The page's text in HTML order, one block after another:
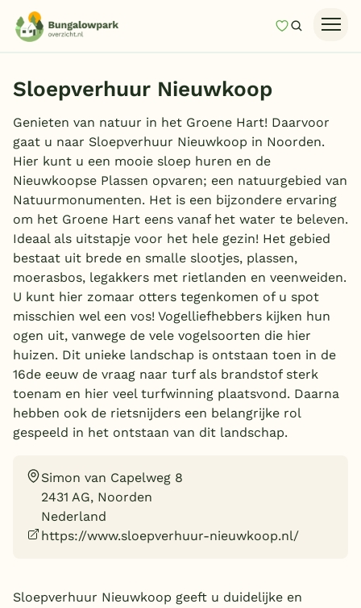
MijnZoeken
Last minutes
Top 12 aanbiedingen
Zomervakantie
Nazomeren
Vakantiehuizen
Vakantiepark keuzehulp
Onze vakantiegidsen
Vakantieparken
Subtropisch zwembad
Overdekt zwembad
Wildwaterbaan
Alle populaire faciliteiten
Nederland
Sloepverhuur Nieuwkoop
Genieten van natuur in het Groene Hart! Daarvoor
gaat u naar Sloepverhuur Nieuwkoop in Noorden.
Hier kunt u een mooie sloep huren en de
Nieuwkoopse Plassen opvaren; een natuurgebied van
Natuurmonumenten. Het is een bijzondere ervaring
om het Groene Hart eens vanaf het water te beleven.
Ideaal als uitstapje voor het hele gezin! Het gebied
bestaat uit brede en smalle slootjes, plassen,
moerasbos, legakkers met rietlanden en veenweiden.
U kunt hier zomaar otters tegenkomen of u spot
misschien wel een vos! Vogelliefhebbers kijken hun
ogen uit, vanwege de vele vogelsoorten die hier
huizen. Dit unieke landschap is ontstaan toen in de
16de eeuw de vraag naar turf als brandstof sterk
toenam en hier veel turfwinning plaatsvond. Daarna
hebben ook de rietsnijders een belangrijke rol
gespeeld in het ontstaan van dit landschap.
Simon van Capelweg 8
2431 AG, Noorden
Nederland
https://www.sloepverhuur-nieuwkoop.nl/
Sloepverhuur Nieuwkoop geeft u duidelijke en